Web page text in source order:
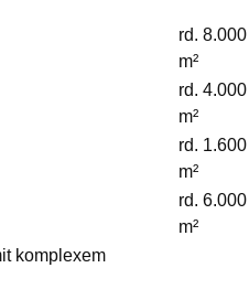
rd. 8.000
m²
rd. 4.000
m²
rd. 1.600
m²
rd. 6.000
m²
komplexem